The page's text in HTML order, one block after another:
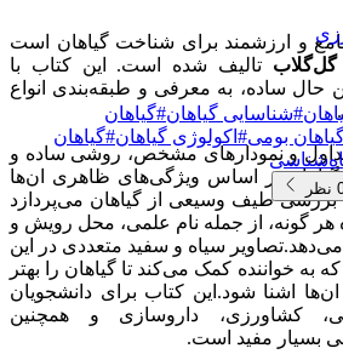
و ارزشمند برای شناخت گیاهان است
تالیف شده است. این کتاب با
حال ساده، به معرفی و طبقه‌بندی انواع
جداول و نمودارهای مشخص، روشی ساده و
گیاهان بر اساس ویژگی‌های ظاهری ان‌ها
بررسی طیف وسیعی از گیاهان می‌پردازد
هر گونه، از جمله نام علمی، محل رویش و
سیاه و سفید متعددی در این
به خواننده کمک می‌کند تا گیاهان را بهتر
اشنا شود.این کتاب برای دانشجویان
کشاورزی، داروسازی و همچنین
بسیار مفید است.
#شناسایی گیاهان#گیاهان
بومی# اکولوژی گیاهان#گیاهان
نظر